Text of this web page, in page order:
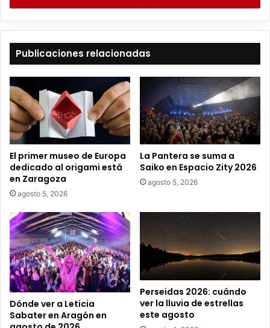
i
b
o
r
r
e
o
l
r
ó
n
i
c
o
Publicaciones relacionadas
El primer museo de Europa
dedicado al origami está
en Zaragoza
agosto 5, 2026
La Pantera se suma a
Saiko en Espacio Zity 2026
agosto 5, 2026
Dónde ver a Leticia
Sabater en Aragón en
Perseidas 2026: cuándo
ver la lluvia de estrellas
este agosto